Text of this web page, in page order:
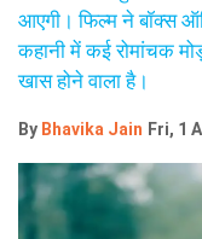
आएगी। फिल्म ने बॉक्स
कहानी में कई रोमांचक
खास होने वाला है।
By Bhavika Jain Fri, 1